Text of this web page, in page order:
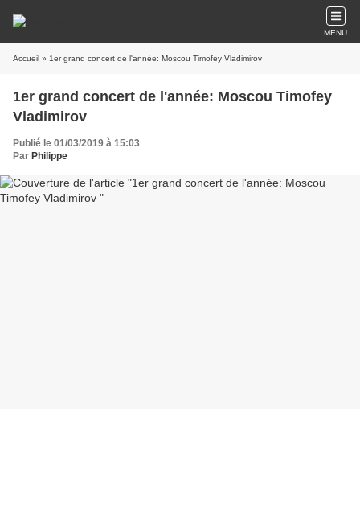
MENU
Accueil » 1er grand concert de l'année: Moscou Timofey Vladimirov
1er grand concert de l'année: Moscou Timofey
Vladimirov
Publié le 01/03/2019 à 15:03
Par Philippe